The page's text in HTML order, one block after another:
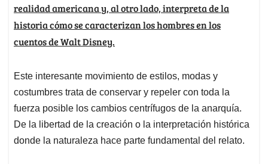
realidad americana y, al otro lado, interpreta de la
historia cómo se caracterizan los hombres en los
cuentos de Walt Disney.
Este interesante movimiento de estilos, modas y
costumbres trata de conservar y repeler con toda la
fuerza posible los cambios centrífugos de la anarquía.
De la libertad de la creación o la interpretación histórica
donde la naturaleza hace parte fundamental del relato.